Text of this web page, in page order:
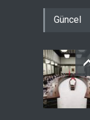
Güncel